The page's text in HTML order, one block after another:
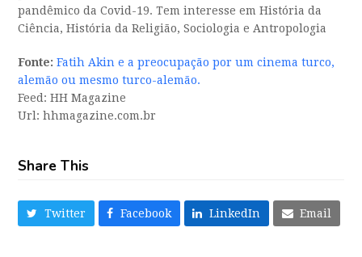
pandêmico da Covid-19. Tem interesse em História da
Ciência, História da Religião, Sociologia e Antropologia
Fonte: Fatih Akin e a preocupação por um cinema turco,
alemão ou mesmo turco-alemão.
Feed: HH Magazine
Url: hhmagazine.com.br
Share This
Twitter Facebook LinkedIn Email